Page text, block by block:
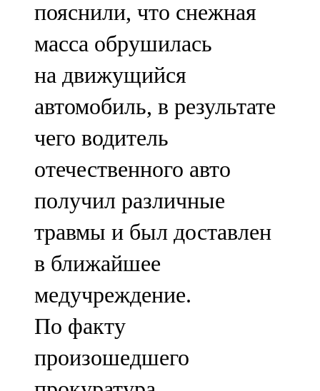
пояснили, что снежная
масса обрушилась
на движущийся
автомобиль, в результате
чего водитель
отечественного авто
получил различные
травмы и был доставлен
в ближайшее
медучреждение.
По факту
произошедшего